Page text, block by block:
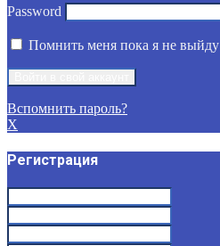
Password
Помнить меня пока я не выйду
Вспомнить пароль?
X
Регистрация